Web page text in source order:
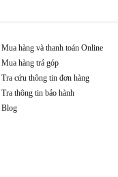
Mua hàng và thanh toán Online
Mua hàng trả góp
Tra cứu thông tin đơn hàng
Tra thông tin bảo hành
Blog